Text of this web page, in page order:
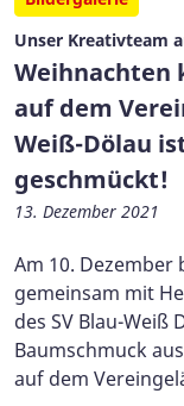
Unser Kreativteam
Weihnachten
auf dem
Weiß-Dölau
geschmückt!
13. Dezember 2021
Am 10. Dezember
gemeinsam mit
des SV Blau-Weiß
Baumschmuck
auf dem